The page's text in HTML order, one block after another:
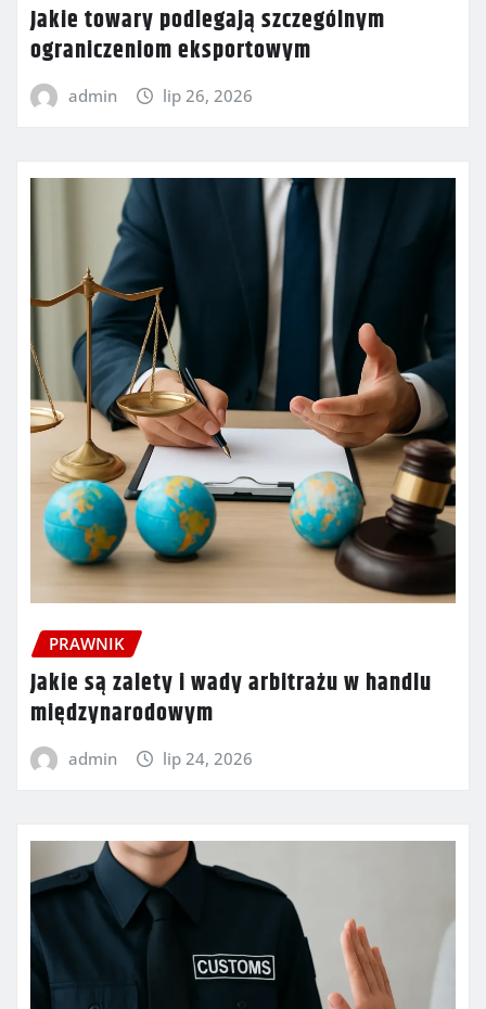
Jakie towary podlegają szczególnym
ograniczeniom eksportowym
admin lip 26, 2026
PRAWNIK
Jakie są zalety i wady arbitrażu w handlu
międzynarodowym
admin lip 24, 2026